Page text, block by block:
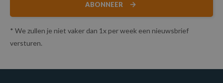
ABONNEER
* We zullen je niet vaker dan 1x per week een nieuwsbrief
versturen.